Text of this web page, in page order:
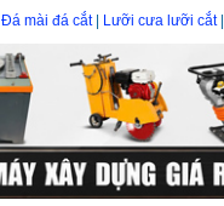
Đá mài đá cắt| Lưỡi cưa lưỡi cắt